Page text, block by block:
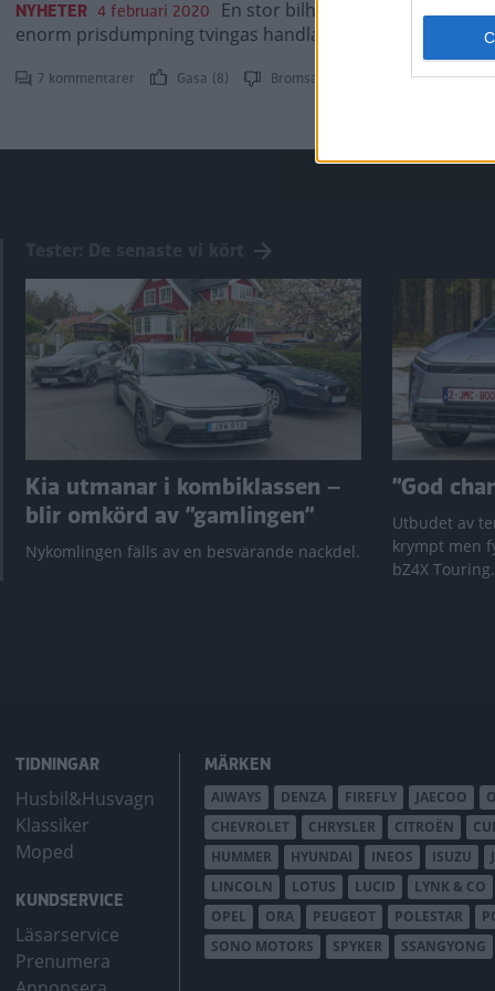
NYHETER 4 februari 2020 En stor bilhandlare i Norge
enorm prisdumpning tvingas handlaren nu i konkurs.
7 kommentarer Gasa (8) Bromsa (16)
Kia utmanar i kombiklassen –
blir omkörd av ”gamlingen”
Nykomlingen fälls av en besvärande nackdel.
”God
Utbudet av
krympt men
bZ4X
TIDNINGAR
Husbil&Husvagn
Klassiker
Moped
KUNDSERVICE
Läsarservice
Prenumera
MÄRKEN
AIWAYS DENZA FIREFLY JAECOO
CHEVROLET
CHRYSLER CITROËN
HUMMER
HYUNDAI INEOS ISUZU
LINCOLN
LOTUS LUCID LYNK & CO
OPEL
ORA PEUGEOT POLESTAR
SONO MOTORS
SPYKER SSANGYONG